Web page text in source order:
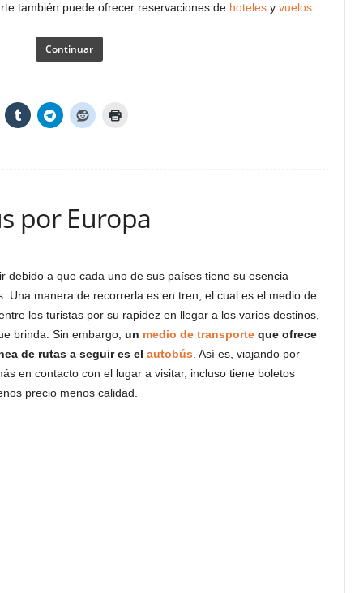
también puede ofrecer reservaciones de hotelesy vuelos.
Continuar
por Europa
debido a que cada uno de sus países tiene su esencia
Una manera de recorrerla es en tren, el cual es el medio de
los turistas por su rapidez en llegar a los varios destinos,
brinda. Sin embargo, un medio de transporteque ofrece
de rutas a seguir es el autobús . Así es, viajando por
en contacto con el lugar a visitar, incluso tiene boletos
precio menos calidad.